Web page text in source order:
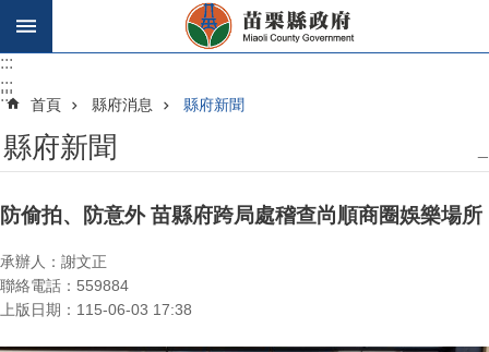
跳到主要內容區塊
:::
:::
::: 首頁 縣府消息 縣府新聞
縣府新聞
防偷拍、防意外 苗縣府跨局處稽查尚順商圈娛樂場所
承辦人：謝文正
聯絡電話：559884
上版日期：115-06-03 17:38